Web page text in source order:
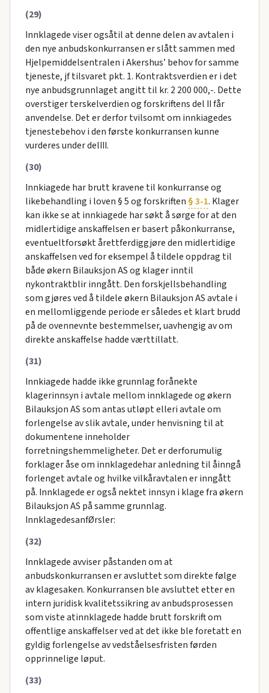
(29)
Innklagede viser ogsåtil at denne delen av avtalen i
den nye anbudskonkurransen er slått sammen med
Hjelpemiddelsentralen i Akershus’ behov for samme
tjeneste, jf tilsvaret pkt. 1. Kontraktsverdien er i det
nye anbudsgrunnlaget angitt til kr. 2 200 000,-. Dette
overstiger terskelverdien og forskriftens del II får
anvendelse. Det er derfor tvilsomt om innkiagedes
tjenestebehov i den første konkurransen kunne
vurderes under delIII.
(30)
Innkiagede har brutt kravene til konkurranse og
likebehandling i loven § 5 og forskriften § 3-1. Klager
kan ikke se at innkiagede har søkt å sørge for at den
midlertidige anskaffelsen er basert påkonkurranse,
eventueltforsøkt årettferdiggjøre den midlertidige
anskaffelsen ved for eksempel å tildele oppdrag til
både økern Bilauksjon AS og klager inntil
nykontraktblir inngått. Den forskjellsbehandling
som gjøres ved å tildele økern Bilauksjon AS avtale i
en mellomliggende periode er således et klart brudd
på de ovennevnte bestemmelser, uavhengig av om
direkte anskaffelse hadde værttillatt.
(31)
Innkiagede hadde ikke grunnlag forånekte
klagerinnsyn i avtale mellom innklagede og økern
Bilauksjon AS som antas utløpt elleri avtale om
forlengelse av slik avtale, under henvisning til at
dokumentene inneholder
forretningshemmeligheter. Det er derforumulig
forklager åse om innklagedehar anledning til åinngå
forlenget avtale og hvilke vilkåravtalen er inngått
på. Innklagede er også nektet innsyn i klage fra økern
Bilauksjon AS på samme grunnlag.
InnklagedesanfØrsler:
(32)
Innklagede avviser påstanden om at
anbudskonkurransen er avsluttet som direkte følge
av klagesaken. Konkurransen ble avsluttet etter en
intern juridisk kvalitetssikring av anbudsprosessen
som viste atinnklagede hadde brutt forskrift om
offentlige anskaffelser ved at det ikke ble foretatt en
gyldig forlengelse av vedståelsesfristen førden
opprinnelige løput.
(33)